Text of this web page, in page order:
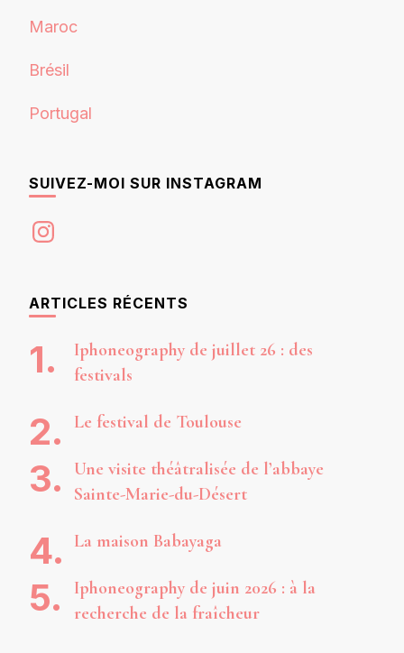
Maroc
Brésil
Portugal
SUIVEZ-MOI SUR INSTAGRAM
Instagram
ARTICLES RÉCENTS
Iphoneography de juillet 26 : des
festivals
Le festival de Toulouse
Une visite théâtralisée de l’abbaye
Sainte-Marie-du-Désert
La maison Babayaga
Iphoneography de juin 2026 : à la
recherche de la fraîcheur